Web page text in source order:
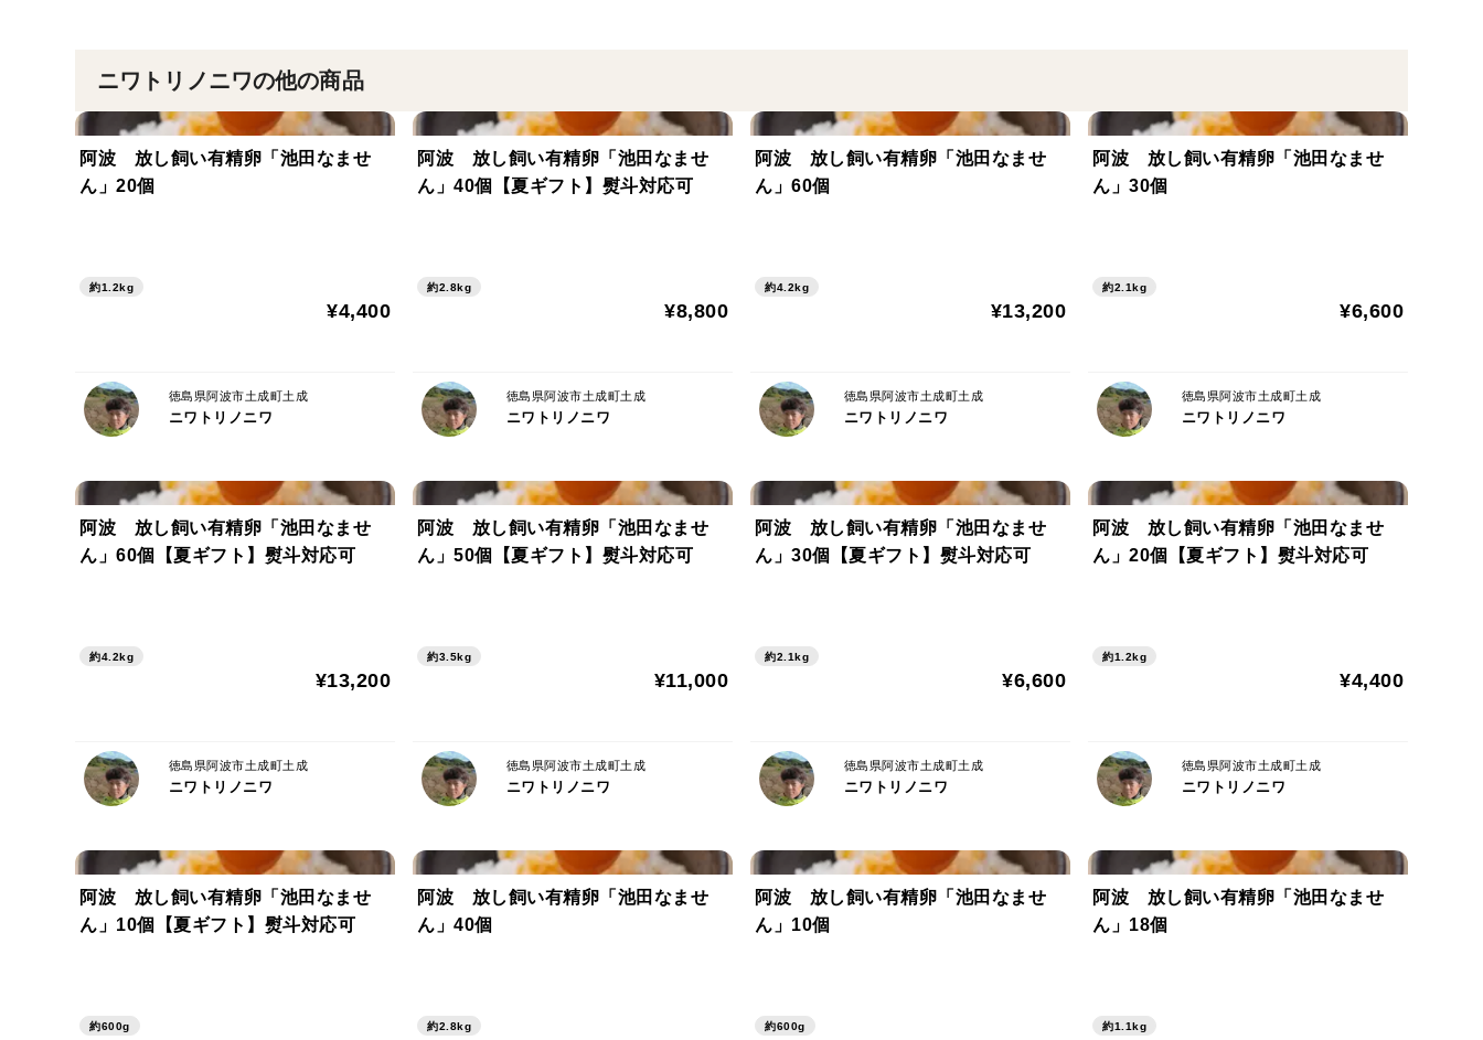
◆飼育方法は日本では極めて稀有な「本当」の放し飼いです。狭い鶏舎内での放し飼い、いわゆ
る平飼いではありません。たった100羽を大地に開け放ち、過密にならずノビノビして健康で
す。
◆清流吉野川を見下ろす静かな山腹の段々畑でたった100羽（オスを含む）を24時間自由に出入
れない自然豊かな森が広がります。
ニワトリノニワの他の商品
阿波 放し飼い有精卵「池田なませ
ん」20個
約1.2kg
¥4,400
徳島県阿波市土成町土成
ニワトリノニワ
阿波 放し飼い有精卵「池田なませ
ん」40個【夏ギフト】熨斗対応可
約2.8kg
¥8,800
徳島県阿波市土成町土成
ニワトリノニワ
阿波 放し飼い有精卵「池田なませ
ん」60個
約4.2kg
¥13,200
徳島県阿波市土成町土成
ニワトリノニワ
阿波 放し飼い有精卵「池田なませ
ん」30個
約2.1kg
¥6,600
徳島県阿波市土成町土成
ニワトリノニワ
阿波 放し飼い有精卵「池田なませ
ん」60個【夏ギフト】熨斗対応可
約4.2kg
¥13,200
徳島県阿波市土成町土成
ニワトリノニワ
阿波 放し飼い有精卵「池田なませ
ん」50個【夏ギフト】熨斗対応可
約3.5kg
¥11,000
徳島県阿波市土成町土成
ニワトリノニワ
阿波 放し飼い有精卵「池田なませ
ん」30個【夏ギフト】熨斗対応可
約2.1kg
¥6,600
徳島県阿波市土成町土成
ニワトリノニワ
阿波 放し飼い有精卵「池田なませ
ん」20個【夏ギフト】熨斗対応可
約1.2kg
¥4,400
徳島県阿波市土成町土成
ニワトリノニワ
阿波 放し飼い有精卵「池田なませ
ん」10個【夏ギフト】熨斗対応可
約600g
阿波 放し飼い有精卵「池田なませ
ん」40個
約2.8kg
阿波 放し飼い有精卵「池田なませ
ん」10個
約600g
阿波 放し飼い有精卵「池田なませ
ん」18個
約1.1kg